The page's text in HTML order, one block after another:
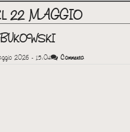
22 MAGGIO
2026 - 15:04 Commenta